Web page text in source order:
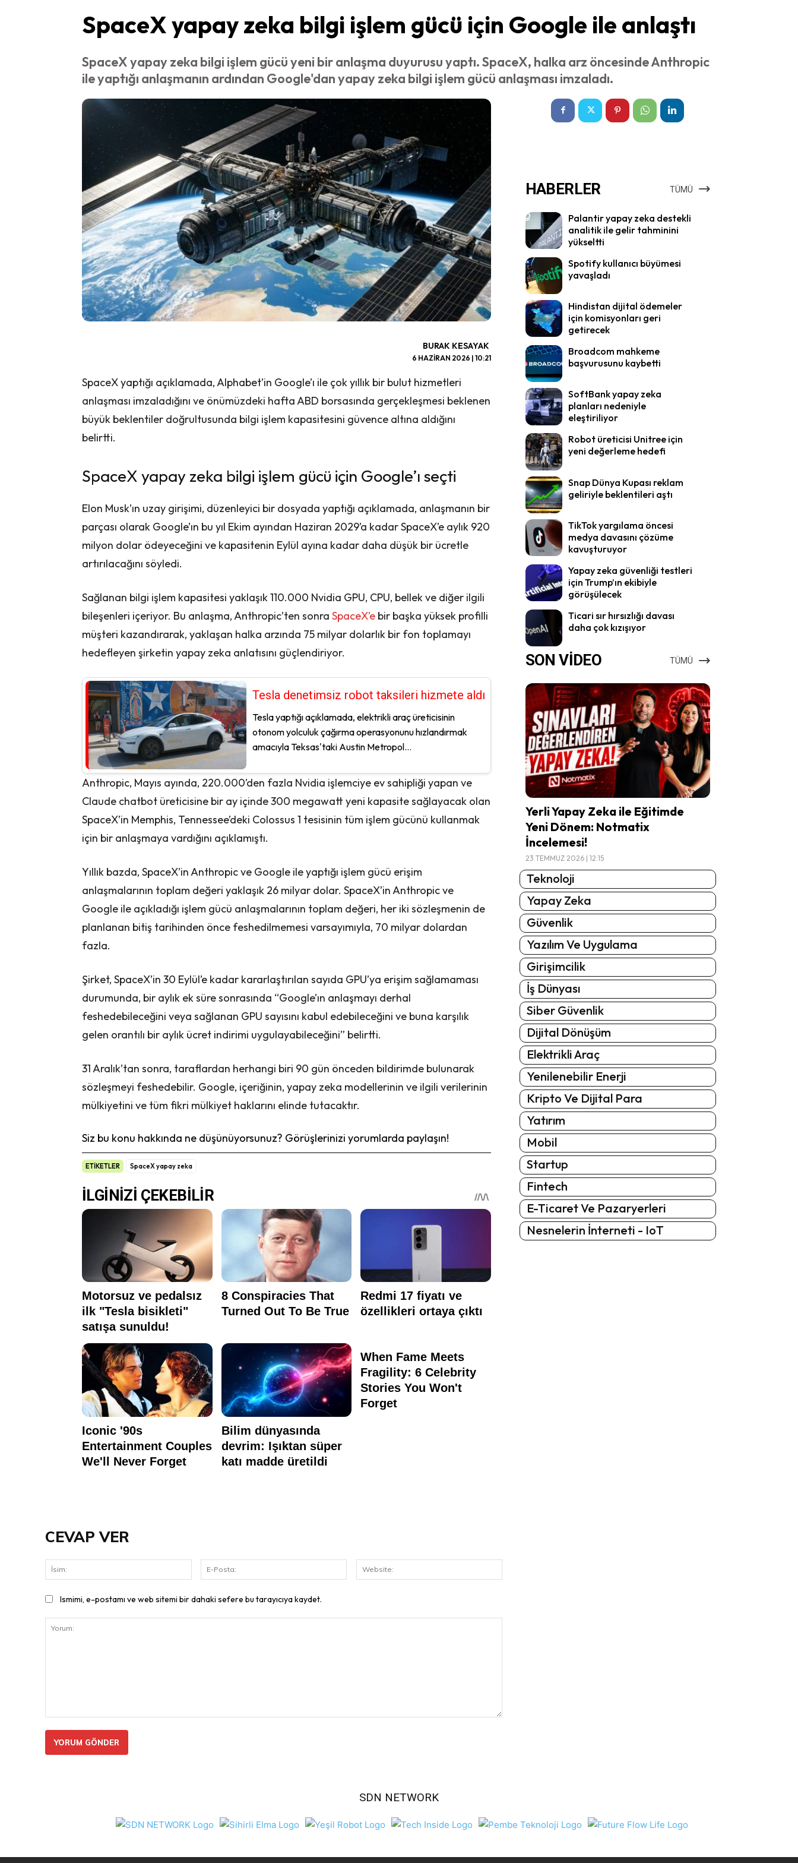
SpaceX yapay zeka bilgi işlem gücü için Google ile anlaştı
SpaceX yapay zeka bilgi işlem gücü yeni bir anlaşma duyurusu yaptı. SpaceX, halka arz öncesinde Anthropic
ile yaptığı anlaşmanın ardından Google'dan yapay zeka bilgi işlem gücü anlaşması imzaladı.
BURAK KESAYAK
6 HAZIRAN 2026 | 10:21
SpaceX yaptığı açıklamada, Alphabet’in Google’ı ile çok yıllık bir bulut hizmetleri
anlaşması imzaladığını ve önümüzdeki hafta ABD borsasında gerçekleşmesi beklenen
büyük beklentiler doğrultusunda bilgi işlem kapasitesini güvence altına aldığını
belirtti.
SpaceX yapay zeka bilgi işlem gücü için Google’ı seçti
Elon Musk’ın uzay girişimi, düzenleyici bir dosyada yaptığı açıklamada, anlaşmanın bir
parçası olarak Google’ın bu yıl Ekim ayından Haziran 2029’a kadar SpaceX’e aylık 920
milyon dolar ödeyeceğini ve kapasitenin Eylül ayına kadar daha düşük bir ücretle
artırılacağını söyledi.
Sağlanan bilgi işlem kapasitesi yaklaşık 110.000 Nvidia GPU, CPU, bellek ve diğer ilgili
bileşenleri içeriyor. Bu anlaşma, Anthropic’ten sonra SpaceX’e bir başka yüksek profilli
müşteri kazandırarak, yaklaşan halka arzında 75 milyar dolarlık bir fon toplamayı
hedefleyen şirketin yapay zeka anlatısını güçlendiriyor.
Tesla denetimsiz robot taksileri hizmete aldı
Tesla yaptığı açıklamada, elektrikli araç üreticisinin
otonom yolculuk çağırma operasyonunu hızlandırmak
amacıyla Teksas'taki Austin Metropol...
Anthropic, Mayıs ayında, 220.000’den fazla Nvidia işlemciye ev sahipliği yapan ve
Claude chatbot üreticisine bir ay içinde 300 megawatt yeni kapasite sağlayacak olan
SpaceX’in Memphis, Tennessee’deki Colossus 1 tesisinin tüm işlem gücünü kullanmak
için bir anlaşmaya vardığını açıklamıştı.
Yıllık bazda, SpaceX’in Anthropic ve Google ile yaptığı işlem gücü erişim
anlaşmalarının toplam değeri yaklaşık 26 milyar dolar. SpaceX’in Anthropic ve
Google ile açıkladığı işlem gücü anlaşmalarının toplam değeri, her iki sözleşmenin de
planlanan bitiş tarihinden önce feshedilmemesi varsayımıyla, 70 milyar dolardan
fazla.
Şirket, SpaceX’in 30 Eylül’e kadar kararlaştırılan sayıda GPU’ya erişim sağlamaması
durumunda, bir aylık ek süre sonrasında “Google’ın anlaşmayı derhal
feshedebileceğini veya sağlanan GPU sayısını kabul edebileceğini ve buna karşılık
gelen orantılı bir aylık ücret indirimi uygulayabileceğini” belirtti.
31 Aralık’tan sonra, taraflardan herhangi biri 90 gün önceden bildirimde bulunarak
sözleşmeyi feshedebilir. Google, içeriğinin, yapay zeka modellerinin ve ilgili verilerinin
mülkiyetini ve tüm fikri mülkiyet haklarını elinde tutacaktır.
Siz bu konu hakkında ne düşünüyorsunuz? Görüşlerinizi yorumlarda paylaşın!
ETİKETLER SpaceX yapay zeka
HABERLER TÜMÜ
Palantir yapay zeka destekli
analitik ile gelir tahminini
yükseltti
Spotify kullanıcı büyümesi
yavaşladı
Hindistan dijital ödemeler
için komisyonları geri
getirecek
Broadcom mahkeme
başvurusunu kaybetti
SoftBank yapay zeka
planları nedeniyle
eleştiriliyor
Robot üreticisi Unitree için
yeni değerleme hedefi
Snap Dünya Kupası reklam
geliriyle beklentileri aştı
TikTok yargılama öncesi
medya davasını çözüme
kavuşturuyor
Yapay zeka güvenliği testleri
için Trump’ın ekibiyle
görüşülecek
Ticari sır hırsızlığı davası
daha çok kızışıyor
SON VİDEO TÜMÜ
Yerli Yapay Zeka ile Eğitimde
Yeni Dönem: Notmatix
İncelemesi!
23 TEMMUZ 2026 | 12:15
Teknoloji
Yapay Zeka
Güvenlik
Yazılım Ve Uygulama
Girişimcilik
İş Dünyası
Siber Güvenlik
Dijital Dönüşüm
Elektrikli Araç
Yenilenebilir Enerji
Kripto Ve Dijital Para
Yatırım
Mobil
Startup
Fintech
E-Ticaret Ve Pazaryerleri
Nesnelerin İnterneti - IoT
CEVAP VER
İsim:
Posta:
Ismimi, e-postamı ve web sitemi bir dahaki sefere bu tarayıcıya kaydet.
SDN NETWORK